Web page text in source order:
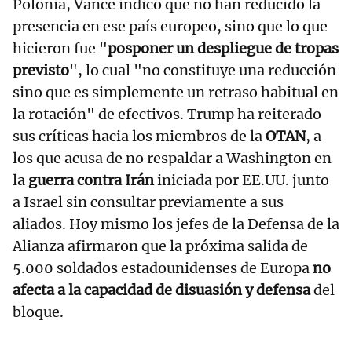
Polonia, Vance indicó que no han reducido la
presencia en ese país europeo, sino que lo que
hicieron fue "posponer un despliegue de tropas
previsto", lo cual "no constituye una reducción
sino que es simplemente un retraso habitual en
la rotación" de efectivos. Trump ha reiterado
sus críticas hacia los miembros de laOTAN, a
los que acusa de no respaldar a Washington en
la guerra contra Irániniciada por EE.UU. junto
a Israel sin consultar previamente a sus
aliados. Hoy mismo los jefes de la Defensa de la
Alianza afirmaron que la próxima salida de
5.000 soldados estadounidenses de Europano
afecta a la capacidad de disuasión y defensadel
bloque.